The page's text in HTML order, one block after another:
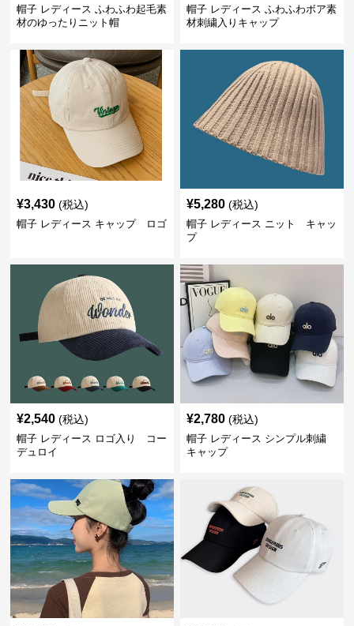
帽子 レディース ふわふわ起毛素
材のゆったりニット帽
帽子 レディース ふわふわボア素
材刺繍入りキャップ
¥3,430 (税込)
帽子 レディース キャップ ロゴ
¥5,280 (税込)
帽子 レディース ニット キャッ
プ
¥2,540 (税込)
帽子 レディース ロゴ入り コー
デュロイ
¥2,780 (税込)
帽子 レディース シンプル刺繍
キャップ